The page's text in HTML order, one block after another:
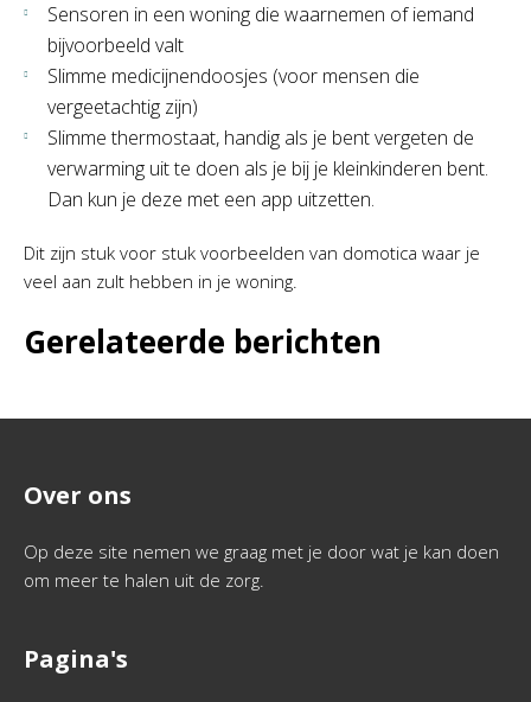
Sensoren in een woning die waarnemen of iemand
bijvoorbeeld valt
Slimme medicijnendoosjes (voor mensen die
vergeetachtig zijn)
Slimme thermostaat, handig als je bent vergeten de
verwarming uit te doen als je bij je kleinkinderen bent.
Dan kun je deze met een app uitzetten.
Dit zijn stuk voor stuk voorbeelden van domotica waar je
veel aan zult hebben in je woning.
Gerelateerde berichten
Over ons
Op deze site nemen we graag met je door wat je kan doen
om meer te halen uit de zorg.
Pagina's